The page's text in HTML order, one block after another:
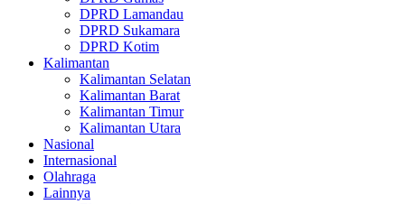
DPRD Lamandau
DPRD Sukamara
DPRD Kotim
Kalimantan
Kalimantan Selatan
Kalimantan Barat
Kalimantan Timur
Kalimantan Utara
Nasional
Internasional
Olahraga
Lainnya